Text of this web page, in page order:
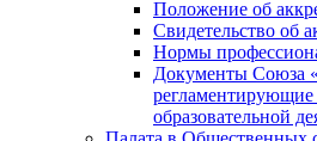
Положение об
Свидетельство об
Нормы
Документы Союза
регламентирующие
образовательной